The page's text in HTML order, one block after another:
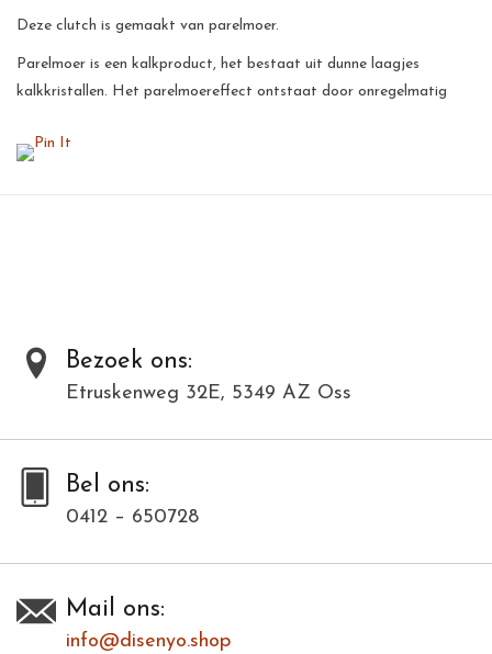
Deze clutch is gemaakt van parelmoer.
Parelmoer is een kalkproduct, het bestaat uit dunne laagjes
kalkkristallen. Het parelmoereffect ontstaat door onregelmatig
parelmoer wordt handmatig gepolijst, hierdoor krijgt de parelmoer
Toevoegen om te vergelijken/Afdrukken
Bezoek ons:
Etruskenweg 32E, 5349 AZ Oss
Bel ons:
0412 – 650728
Mail ons:
info@disenyo.shop